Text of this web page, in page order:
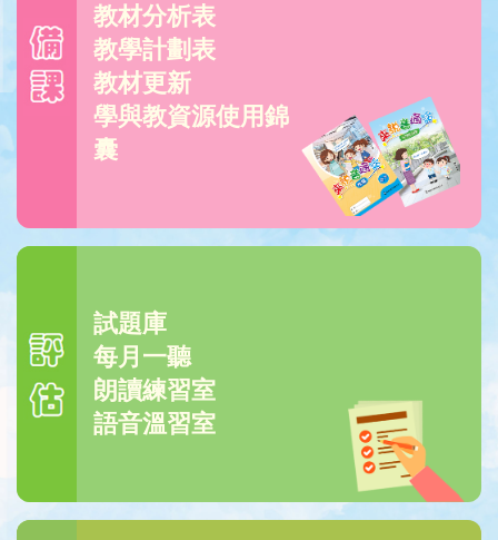
教材分析表
教學計劃表
教材更新
學與教資源使用錦
囊
試題庫
每月一聽
朗讀練習室
語音溫習室